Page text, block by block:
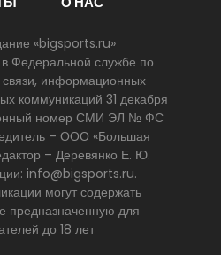
«bigsports.ru»
в Федеральной службе по
информационных
коммуникаций 31 декабря
номер СМИ ЭЛ № ФС
– ООО «Большая
– Деревянко Е. Ю.
info@bigsports.ru.
могут содержать
предназначенную для
до 18 лет